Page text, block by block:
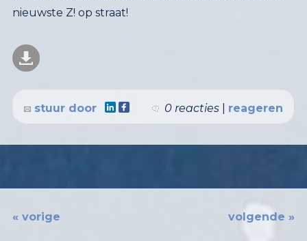
nieuwste Z! op straat!
0 reacties reageren
stuur door
« vorige volgende »